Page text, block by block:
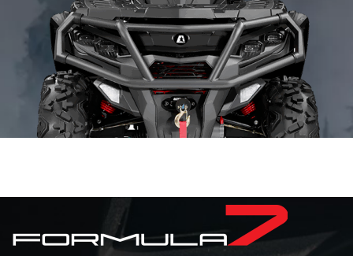
ПЕРЕДНИЕ КОЛЕСА 28×9-14
ЗАДНИЕ КОЛЕСА 28×11-14